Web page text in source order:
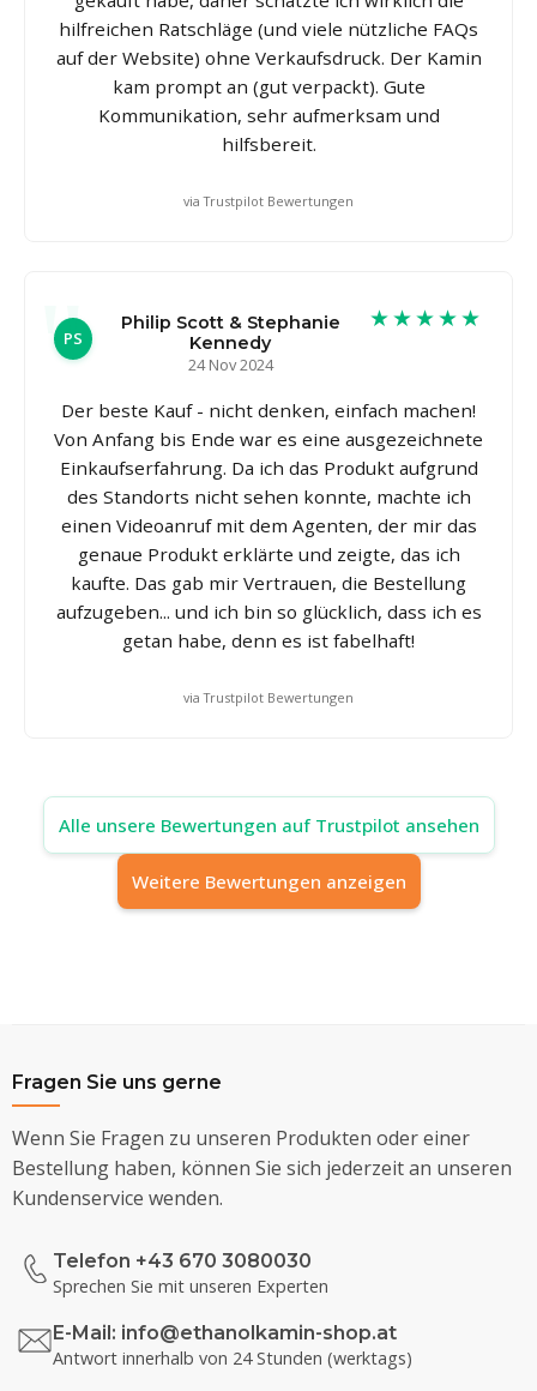
hilfreichen Ratschläge (und viele nützliche FAQs
auf der Website) ohne Verkaufsdruck. Der Kamin
kam prompt an (gut verpackt). Gute
Kommunikation, sehr aufmerksam und
hilfsbereit.
via Trustpilot Bewertungen
PS
Philip Scott & Stephanie
Kennedy
24 Nov 2024
★★★★★
Der beste Kauf - nicht denken, einfach machen!
Von Anfang bis Ende war es eine ausgezeichnete
Einkaufserfahrung. Da ich das Produkt aufgrund
des Standorts nicht sehen konnte, machte ich
einen Videoanruf mit dem Agenten, der mir das
genaue Produkt erklärte und zeigte, das ich
kaufte. Das gab mir Vertrauen, die Bestellung
aufzugeben... und ich bin so glücklich, dass ich es
getan habe, denn es ist fabelhaft!
via Trustpilot Bewertungen
Alle unsere Bewertungen auf Trustpilot ansehen
Weitere Bewertungen anzeigen
Fragen Sie uns gerne
Wenn Sie Fragen zu unseren Produkten oder einer
Bestellung haben, können Sie sich jederzeit an unseren
Kundenservice wenden.
Telefon +43 670 3080030
Sprechen Sie mit unseren Experten
E-Mail: info@ethanolkamin-shop.at
Antwort innerhalb von 24 Stunden (werktags)